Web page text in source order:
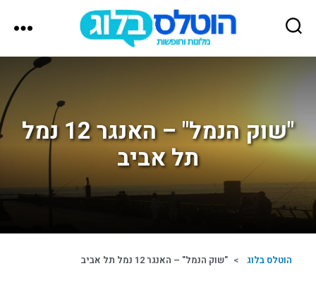
הוטלס
"שוק הנמל" – האנגר 12 נמל
תל אביב
הוטלס בלוג > "שוק הנמל" – האנגר 12 נמל תל אביב